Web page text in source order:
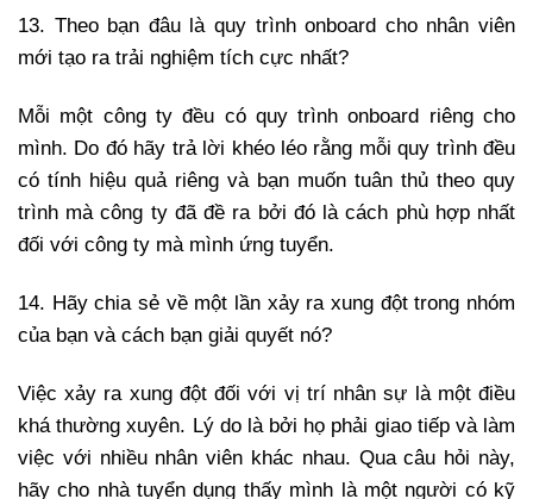
13. Theo bạn đâu là quy trình onboard cho nhân viên
mới tạo ra trải nghiệm tích cực nhất?
Mỗi một công ty đều có quy trình onboard riêng cho
mình. Do đó hãy trả lời khéo léo rằng mỗi quy trình đều
có tính hiệu quả riêng và bạn muốn tuân thủ theo quy
trình mà công ty đã đề ra bởi đó là cách phù hợp nhất
đối với công ty mà mình ứng tuyển.
14. Hãy chia sẻ về một lần xảy ra xung đột trong nhóm
của bạn và cách bạn giải quyết nó?
Việc xảy ra xung đột đối với vị trí nhân sự là một điều
khá thường xuyên. Lý do là bởi họ phải giao tiếp và làm
việc với nhiều nhân viên khác nhau. Qua câu hỏi này,
hãy cho nhà tuyển dụng thấy mình là một người có kỹ